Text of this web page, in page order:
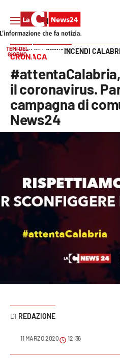
Cronaca
Politica
Attualità
Economia e lavoro
Italia Mondo
Sanità
Cultura
Podcast
Meteo
Vai
TEMI DEL
GIORNO
INCENDI
HOME PAGE CRONACA
CRONACA
il coronavirus.
campagna di
News24
REDAZIONE
11 MARZO 2020 12:36